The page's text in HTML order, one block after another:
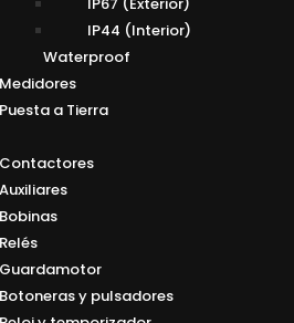
IP44 (Interior)
Waterproof
Medidores
Puesta a Tierra
Contactores
Auxiliares
Bobinas
Relés
Guardamotor
Botoneras y pulsadores